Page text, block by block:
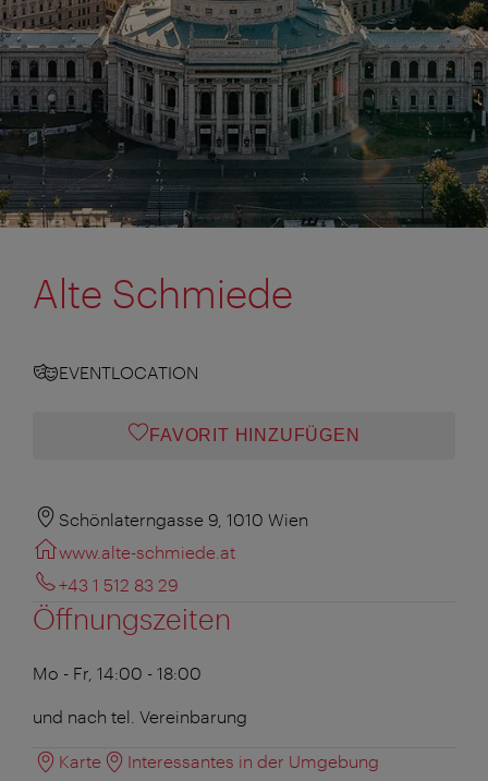
Alte Schmiede
EVENTLOCATION
FAVORIT HINZUFÜGEN
Schönlaterngasse 9, 1010 Wien
www.alte-schmiede.at
+43 1 512 83 29
Öffnungszeiten
Mo - Fr, 14:00 - 18:00
und nach tel. Vereinbarung
Karte Interessantes in der Umgebung